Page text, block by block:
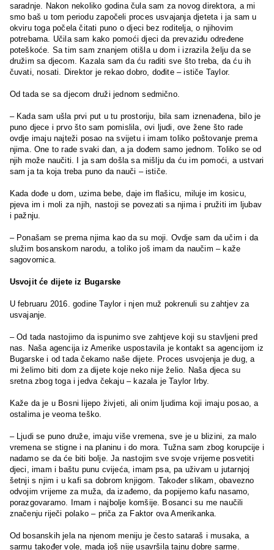
saradnje. Nakon nekoliko godina čula sam za novog direktora, a mi
smo baš u tom periodu započeli proces usvajanja djeteta i ja sam u
okviru toga počela čitati puno o djeci bez roditelja, o njihovim
potrebama. Učila sam kako pomoći djeci da prevaziđu određene
poteškoće. Sa tim sam znanjem otišla u dom i izrazila želju da se
družim sa djecom. Kazala sam da ću raditi sve što treba, da ću ih
čuvati, nosati. Direktor je rekao dobro, dođite – ističe Taylor.
Od tada se sa djecom druži jednom sedmično.
– Kada sam ušla prvi put u tu prostoriju, bila sam iznenađena, bilo je
puno djece i prvo što sam pomislila, ovi ljudi, ove žene što rade
ovdje imaju najteži posao na svijetu i imam toliko poštovanje prema
njima. One to rade svaki dan, a ja dođem samo jednom. Toliko se od
njih može naučiti. I ja sam došla sa mišlju da ću im pomoći, a ustvari
sam ja ta koja treba puno da nauči – ističe.
Kada dođe u dom, uzima bebe, daje im flašicu, miluje im kosicu,
pjeva im i moli za njih, nastoji se povezati sa njima i pružiti im ljubav
i pažnju.
– Ponašam se prema njima kao da su moji. Ovdje sam da učim i da
služim bosanskom narodu, a toliko još imam da naučim – kaže
sagovornica.
Usvojit će dijete iz Bugarske
U februaru 2016. godine Taylor i njen muž pokrenuli su zahtjev za
usvajanje.
– Od tada nastojimo da ispunimo sve zahtjeve koji su stavljeni pred
nas. Naša agencija iz Amerike uspostavila je kontakt sa agencijom iz
Bugarske i od tada čekamo naše dijete. Proces usvojenja je dug, a
mi želimo biti dom za dijete koje neko nije želio. Naša djeca su
sretna zbog toga i jedva čekaju – kazala je Taylor Irby.
Kaže da je u Bosni lijepo živjeti, ali onim ljudima koji imaju posao, a
ostalima je veoma teško.
– Ljudi se puno druže, imaju više vremena, sve je u blizini, za malo
vremena se stigne i na planinu i do mora. Tužna sam zbog korupcije i
nadamo se da će biti bolje. Ja nastojim sve svoje vrijeme posvetiti
djeci, imam i baštu punu cvijeća, imam psa, pa uživam u jutarnjoj
šetnji s njim i u kafi sa dobrom knjigom. Također slikam, obavezno
odvojim vrijeme za muža, da izađemo, da popijemo kafu nasamo,
porazgovaramo. Imam i najbolje komšije. Bosanci su me naučili
značenju riječi polako – priča za Faktor ova Amerikanka.
Od bosanskih jela na njenom meniju je često sataraš i musaka, a
sarmu također vole, mada još nije usavršila tajnu dobre sarme.